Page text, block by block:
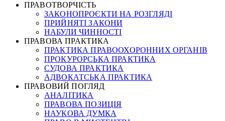
ПРАВОТВОРЧІСТЬ
ЗАКОНОПРОЄКТИ НА РОЗГЛЯДІ
ПРИЙНЯТІ ЗАКОНИ
НАБУЛИ ЧИННОСТІ
ПРАВОВА ПРАКТИКА
ПРАКТИКА ПРАВООХОРОННИХ ОРГАНІВ
ПРОКУРОРСЬКА ПРАКТИКА
СУДОВА ПРАКТИКА
АДВОКАТСЬКА ПРАКТИКА
ПРАВОВИЙ ПОГЛЯД
АНАЛІТИКА
ПРАВОВА ПОЗИЦІЯ
НАУКОВА ДУМКА